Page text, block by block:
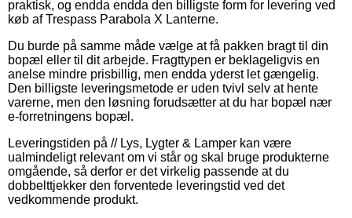
praktisk, og endda endda den billigste form for levering ved
køb af Trespass Parabola X Lanterne.
Du burde på samme måde vælge at få pakken bragt til din
bopæl eller til dit arbejde. Fragttypen er beklageligvis en
anelse mindre prisbillig, men endda yderst let gængelig.
Den billigste leveringsmetode er uden tvivl selv at hente
varerne, men den løsning forudsætter at du har bopæl nær
e-forretningens bopæl.
Leveringstiden på // Lys, Lygter & Lamper kan være
ualmindeligt relevant om vi står og skal bruge produkterne
omgående, så derfor er det virkelig passende at du
dobbelttjekker den forventede leveringstid ved det
vedkommende produkt.